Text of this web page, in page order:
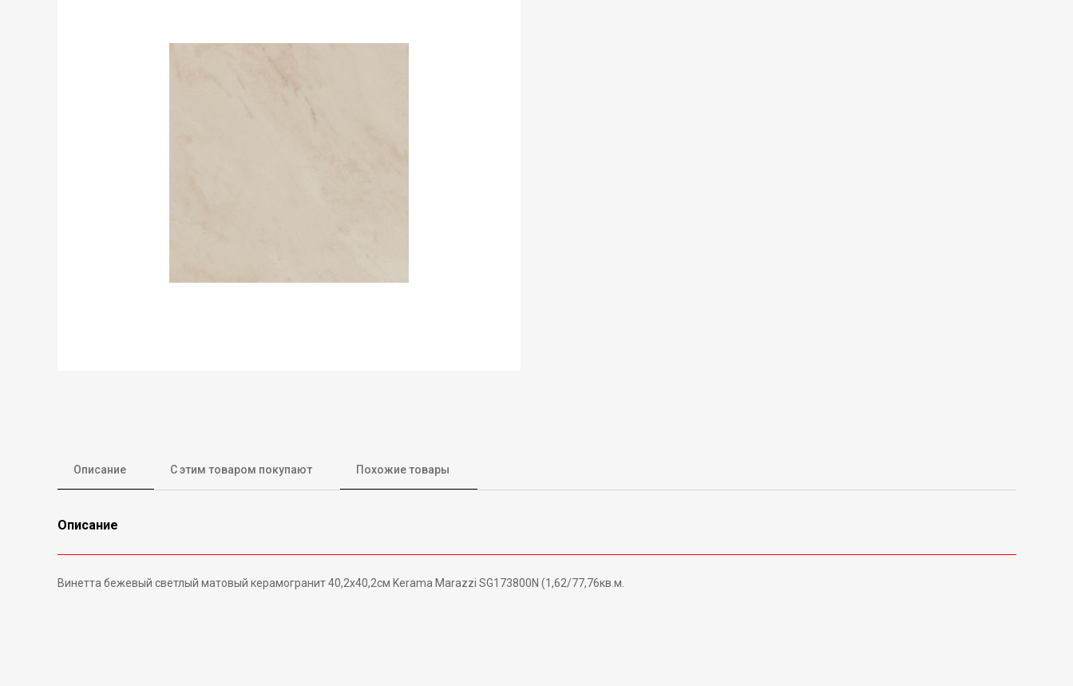
Описание С этим товаром покупают Похожие товары
Описание
Винетта бежевый светлый матовый керамогранит 40,2х40,2см Kerama Marazzi SG173800N (1,62/77,76кв.м.